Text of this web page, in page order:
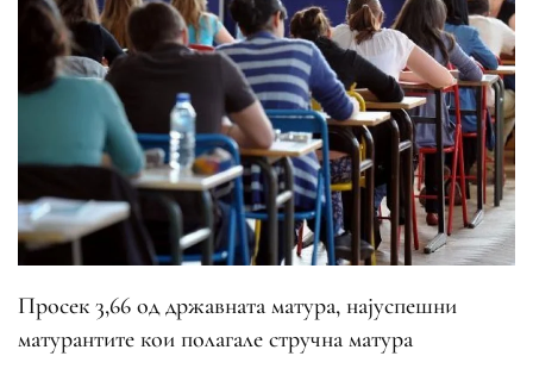
Просек 3,66 од државната матура, најуспешни
матурантите кои полагале стручна матура